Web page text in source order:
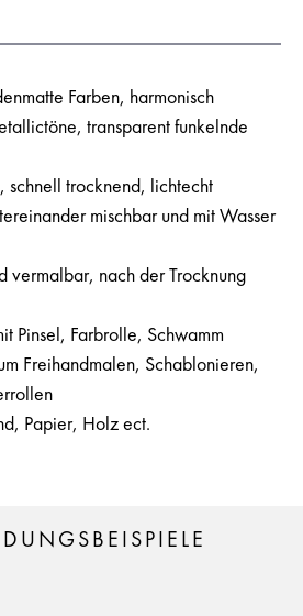
Farben, harmonisch
transparent funkelnde
schnell trocknend, lichtecht
mischbar und mit Wasser
vermalbar, nach der Trocknung
Pinsel, Farbrolle, Schwamm
Freihandmalen, Schablonieren,
Papier, Holz ect.